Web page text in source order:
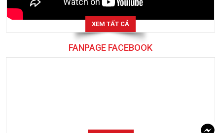
XEM TẤT CẢ
FANPAGE FACEBOOK